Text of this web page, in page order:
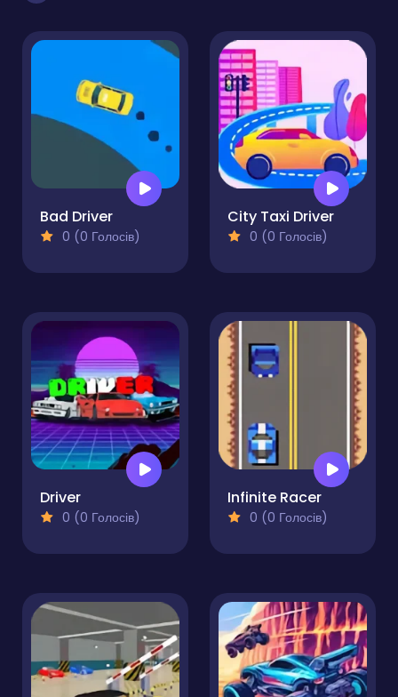
Bad Driver
0 (0 Голосів)
City Taxi Driver
0 (0 Голосів)
Driver
0 (0 Голосів)
Infinite Racer
0 (0 Голосів)